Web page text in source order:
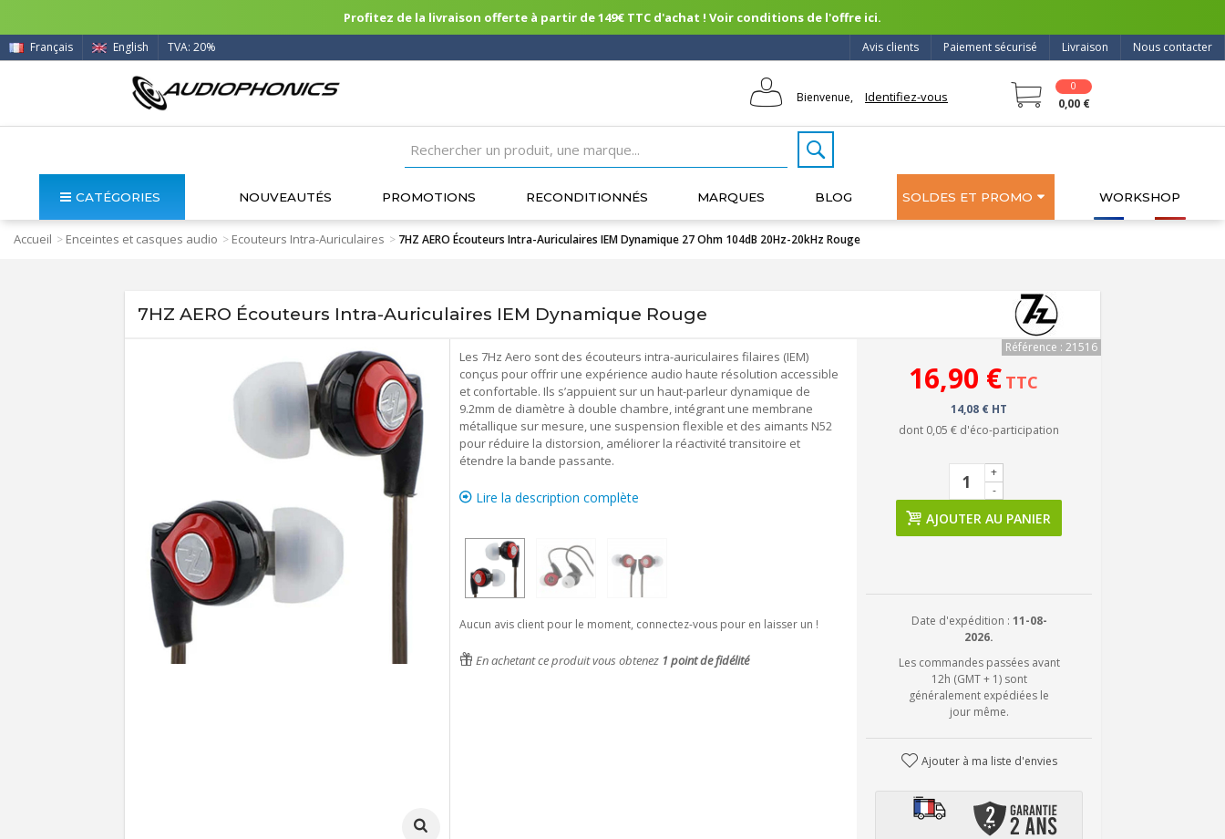
Profitez de la livraison offerte à partir de 149€ TTC d'achat ! Voir conditions de l'offre ici.
Nous contacter
Livraison
Paiement sécurisé
Avis clients
Français English TVA: 20%
Bienvenue, Identifiez-vous
0
0,00 €
CATÉGORIES NOUVEAUTÉS PROMOTIONS RECONDITIONNÉS MARQUES BLOG SOLDES ET PROMO WORKSHOP
Accueil > Enceintes et casques audio > Ecouteurs Intra-Auriculaires > 7HZ AERO Écouteurs Intra-Auriculaires IEM Dynamique 27 Ohm 104dB 20Hz-20kHz Rouge
7HZ AERO Écouteurs Intra-Auriculaires IEM Dynamique Rouge
Les 7Hz Aero sont des écouteurs intra-auriculaires filaires (IEM)
conçus pour offrir une expérience audio haute résolution accessible
et confortable. Ils s’appuient sur un haut-parleur dynamique de
9.2mm de diamètre à double chambre, intégrant une membrane
métallique sur mesure, une suspension flexible et des aimants N52
pour réduire la distorsion, améliorer la réactivité transitoire et
étendre la bande passante.
Lire la description complète
Aucun avis client pour le moment, connectez-vous pour en laisser un !
En achetant ce produit vous obtenez 1 point de fidélité
Référence : 21516
16,90 € TTC
14,08 € HT
dont 0,05 € d'éco-participation
-
+
AJOUTER AU PANIER
Date d'expédition : 11-08-
2026.
Les commandes passées avant
12h (GMT + 1) sont
généralement expédiées le
jour même.
Ajouter à ma liste d'envies